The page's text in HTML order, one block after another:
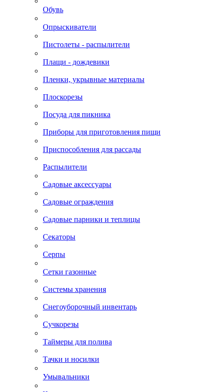
Обувь
Опрыскиватели
Пистолеты - распылители
Плащи - дождевики
Пленки, укрывные материалы
Плоскорезы
Посуда для пикника
Приборы для приготовления пищи
Приспособления для рассады
Распылители
Садовые аксессуары
Садовые ограждения
Садовые парники и теплицы
Секаторы
Серпы
Сетки газонные
Системы хранения
Снегоуборочный инвентарь
Сучкорезы
Таймеры для полива
Тачки и носилки
Умывальники